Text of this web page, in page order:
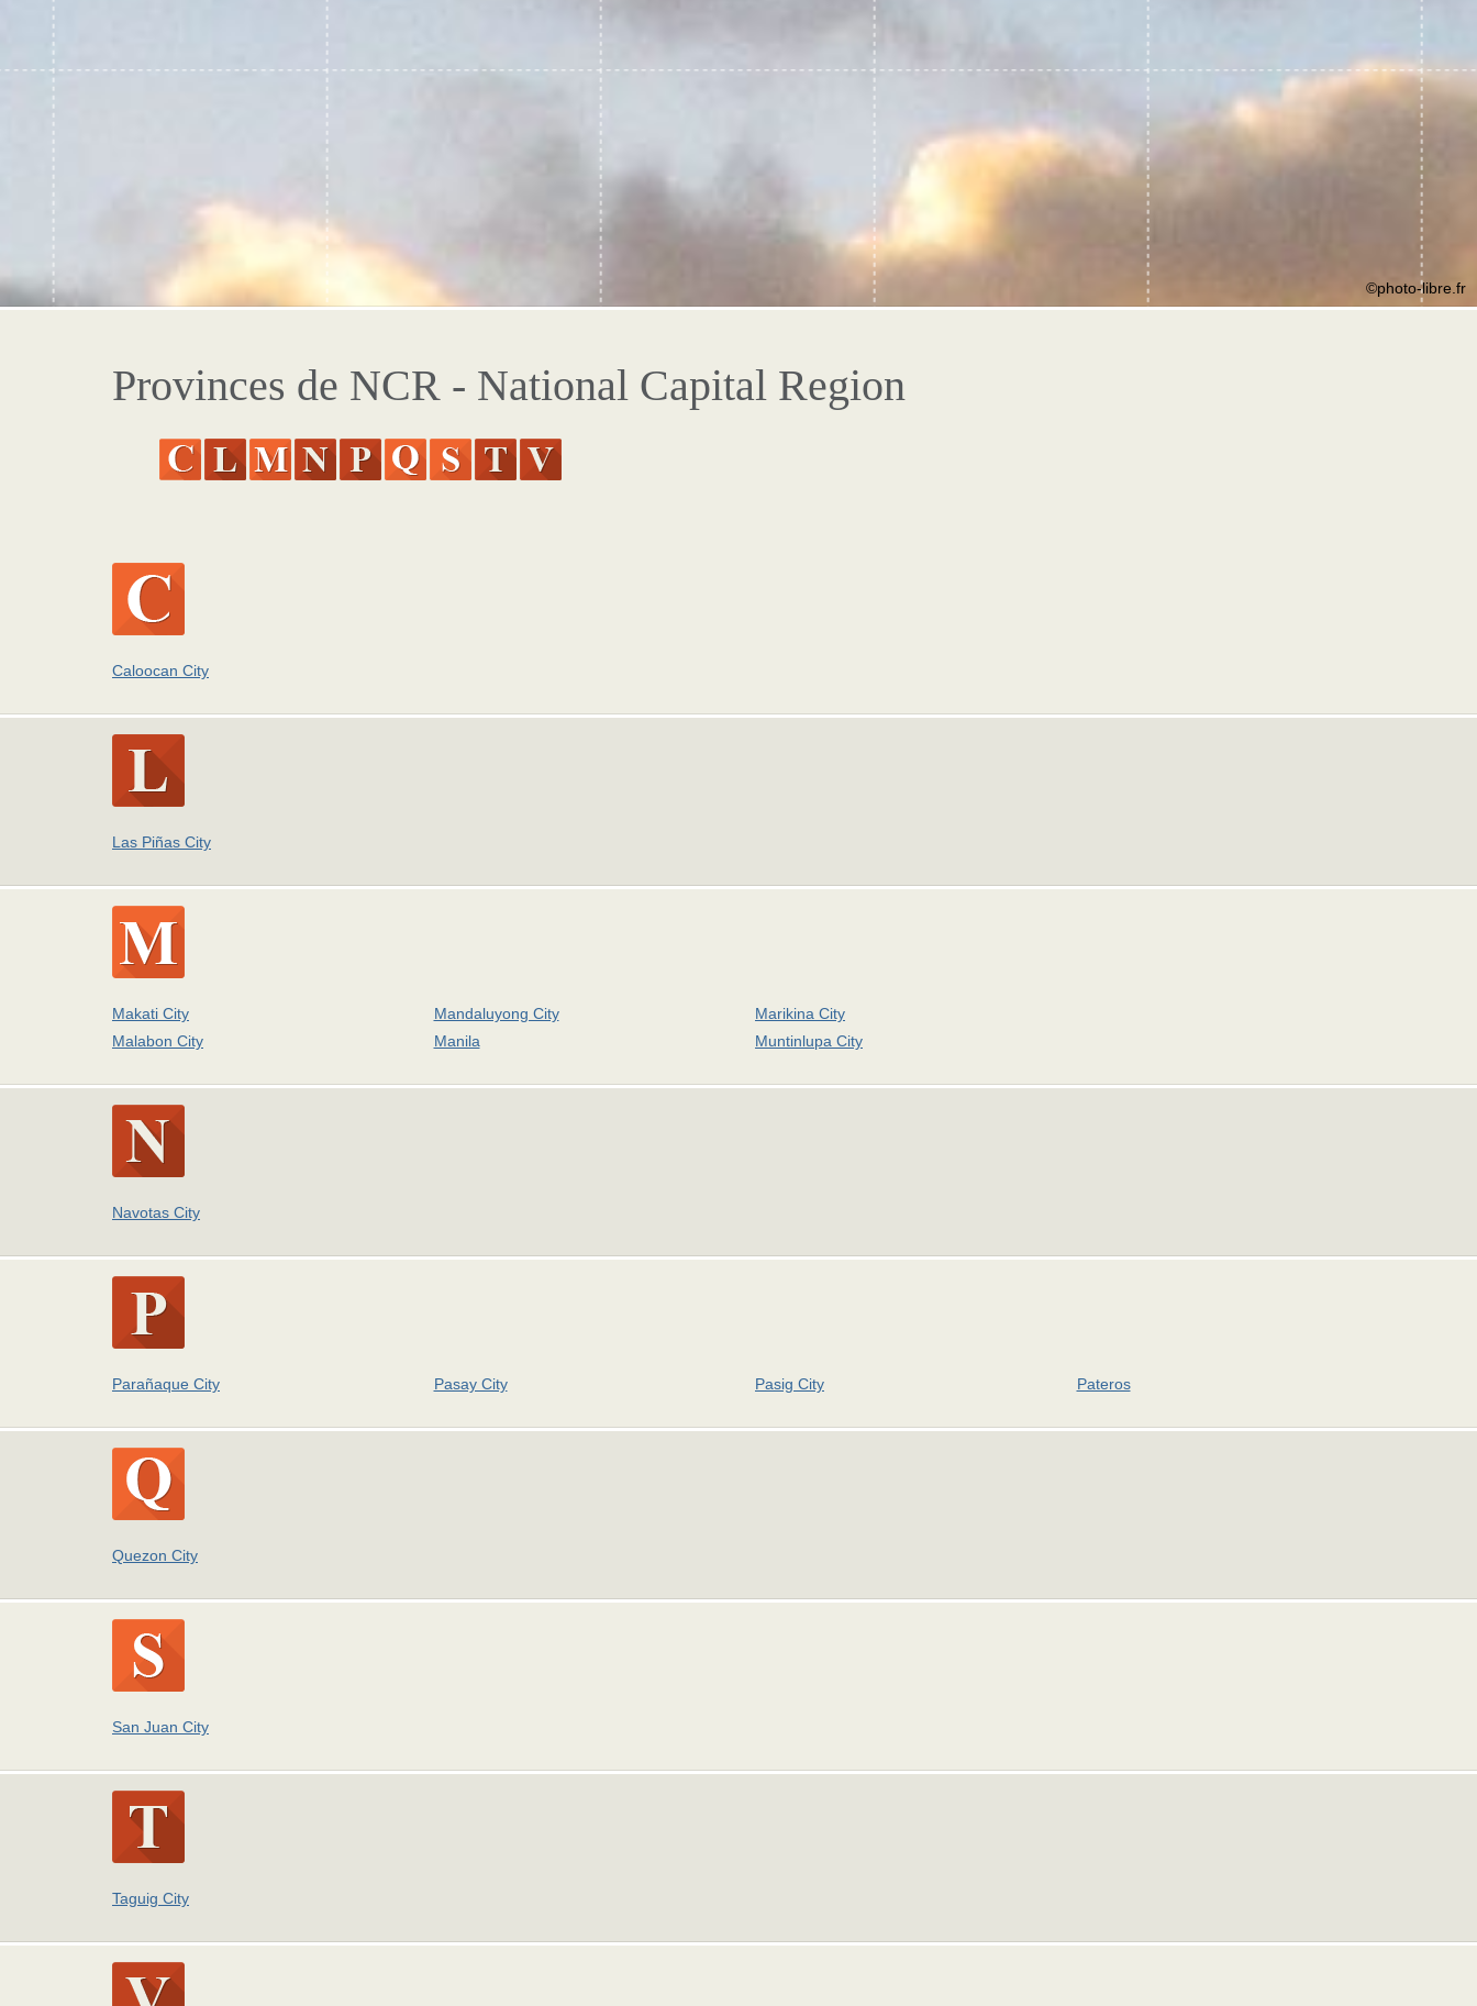
©photo-libre.fr
Provinces de NCR - National Capital Region
Caloocan City
Las Piñas City
Makati City
Malabon City
Mandaluyong City
Manila
Marikina City
Muntinlupa City
Navotas City
Parañaque City Pasay City Pasig City Pateros
Quezon City
San Juan City
Taguig City